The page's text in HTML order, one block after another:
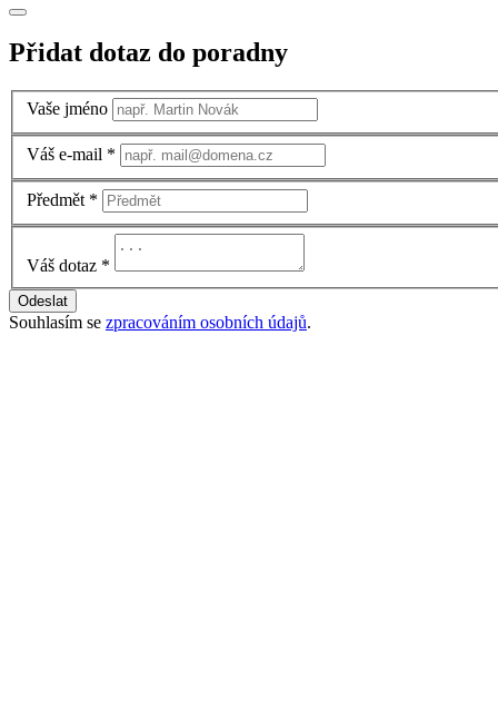
Přidat dotaz do poradny
Vaše jméno
Váš e-mail *
Předmět *
Váš dotaz *
Odeslat
Souhlasím se zpracováním osobních údajů.